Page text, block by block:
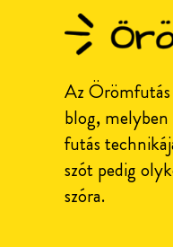
Az Örömfutás
blog,
futás
szót pedig
szóra.